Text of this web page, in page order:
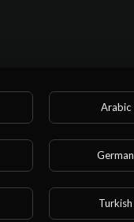
Arabic
German
Turkish